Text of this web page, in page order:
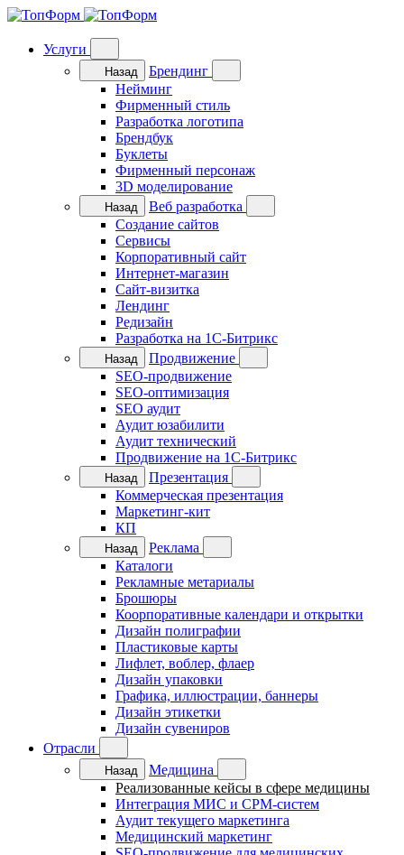
Услуги
Назад
Брендинг
Нейминг
Фирменный стиль
Разработка логотипа
Брендбук
Буклеты
Фирменный персонаж
3D моделирование
Назад
Веб разработка
Cоздание сайтов
Сервисы
Корпоративный сайт
Интернет-магазин
Cайт-визитка
Лендинг
Редизайн
Разработка на 1C-Битрикс
Назад
Продвижение
SEO-продвижение
SEO-оптимизация
SEO аудит
Аудит юзабилити
Аудит технический
Продвижение на 1C-Битрикс
Назад
Презентация
Коммерческая презентация
Маркетинг-кит
КП
Назад
Реклама
Каталоги
Рекламные метариалы
Брошюры
Коорпоративные календари и открытки
Дизайн полиграфии
Пластиковые карты
Лифлет, воблер, флаер
Дизайн упаковки
Графика, иллюстрации, баннеры
Дизайн этикетки
Дизайн сувениров
Отрасли
Назад
Медицина
Реализованные кейсы в сфере медицины
Интеграция МИС и СРМ-систем
Аудит текущего маркетинга
Медицинский маркетинг